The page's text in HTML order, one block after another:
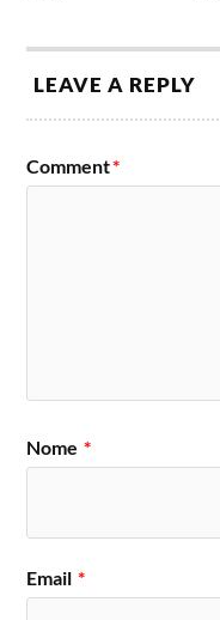
LEAVE A REPLY
Comment*
Nome *
Email *